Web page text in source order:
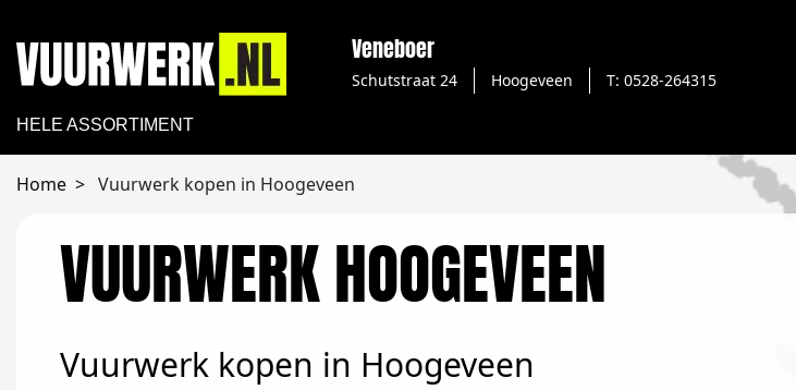
Veneboer
Schutstraat 24 Hoogeveen T: 0528-264315
HELE ASSORTIMENT
Home Vuurwerk kopen in Hoogeveen
VUURWERK HOOGEVEEN
Vuurwerk kopen in Hoogeveen